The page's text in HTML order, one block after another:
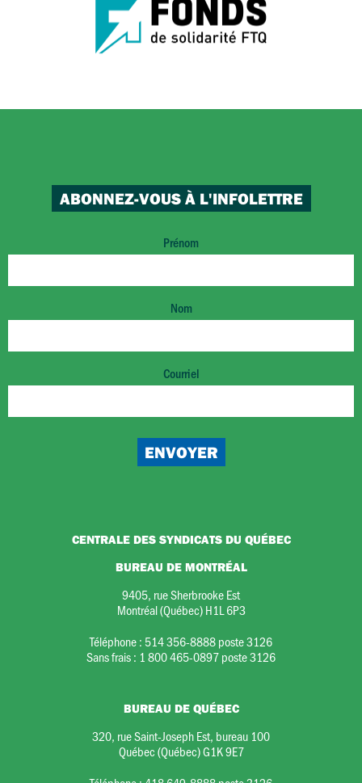
ABONNEZ-VOUS À L'INFOLETTRE
Prénom
Nom
Courriel
CENTRALE DES SYNDICATS DU QUÉBEC
BUREAU DE MONTRÉAL
9405, rue Sherbrooke Est
Montréal (Québec) H1L 6P3
Téléphone : 514 356-8888 poste 3126
Sans frais : 1 800 465-0897 poste 3126
BUREAU DE QUÉBEC
320, rue Saint-Joseph Est, bureau 100
Québec (Québec) G1K 9E7